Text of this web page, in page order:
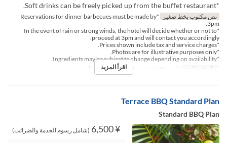
*Soft drinks can be freely picked up from the buffet restaurant.
نص مكتوب بخط صغير
*Reservations for dinner barbecues must be made by
3pm.
*In the event of rain or strong winds, the hotel will decide whether or not to
proceed at 3pm and will contact you accordingly.
*Prices shown include tax and service charges.
*Photos are for illustrative purposes only.
*Ingredients may be subject to change depending on availability.
تواريخ صالحة
مارس 20 ~ نوفمبر 30 وجبات العشاءاقرأ المزيد
Terrace BBQ Standard Plan
Standard BBQ Plan
¥ 6,500 (شامل رسوم الخدمة والضرائب)